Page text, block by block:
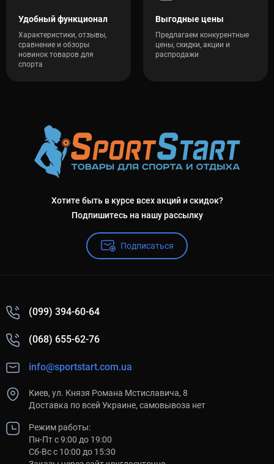
Удобный функционал
Характеристики, отзывы,
сравнение и обзоры
новинок товаров для
спорта
Выгодные цены
Предлагаем конкурентные
цены, скидки, акции и
распродажи
Хотите быть в курсе всех акций и скидок?
Подпишитесь на нашу рассылку
Подписаться
(099) 394-60-64
(068) 655-62-76
info@sportstart.com.ua
Киев, ул. Князя Романа Мстиславича, 8
Доставка по всей Украине, самовывоза нет
Режим работы:
Пн-Пт с 9:00 до 19:00
Сб-Вс с 10:00 до 15:30